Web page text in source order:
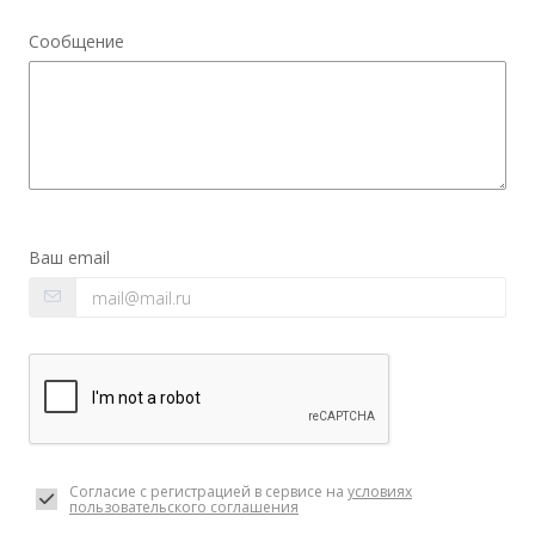
Сообщение
Ваш email
Согласие с регистрацией в сервисе на условиях
пользовательского соглашения